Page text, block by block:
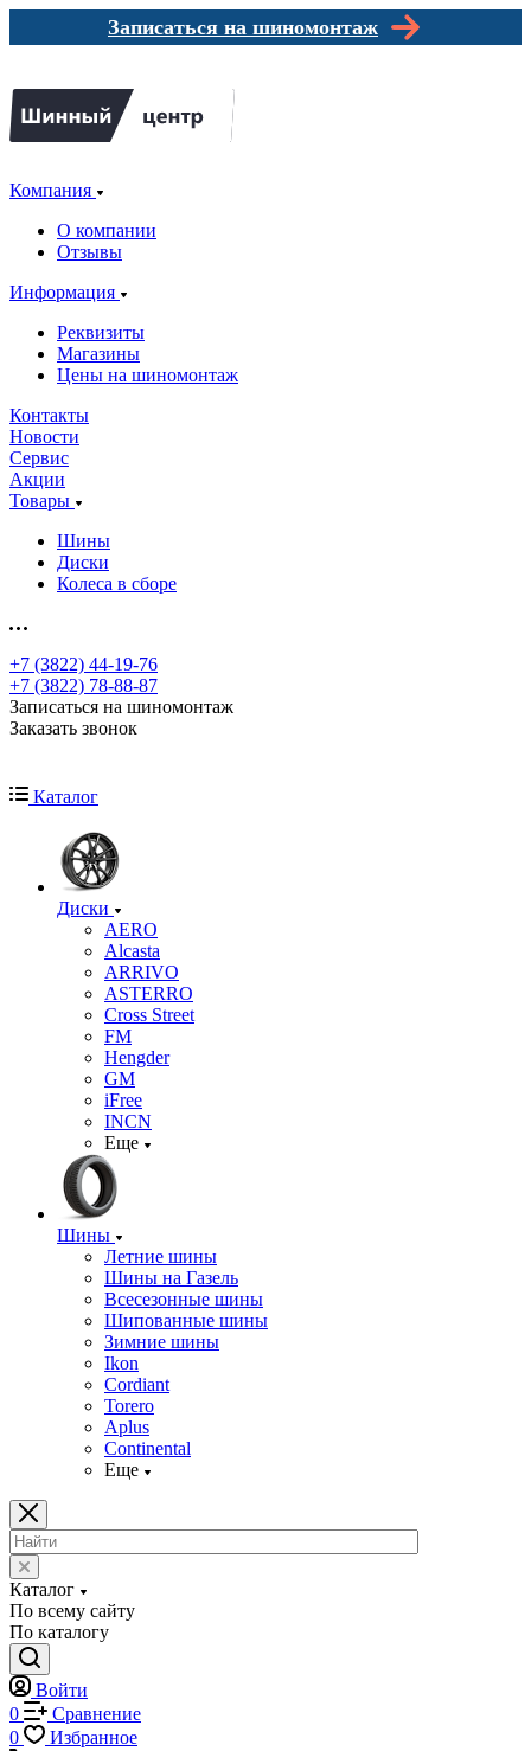
Записаться на шиномонтаж
Компания
О компании
Отзывы
Информация
Реквизиты
Магазины
Цены на шиномонтаж
Контакты
Новости
Сервис
Акции
Товары
Шины
Диски
Колеса в сборе
+7 (3822) 44-19-76
+7 (3822) 78-88-87
Записаться на шиномонтаж
Заказать звонок
Каталог
Диски
AERO
Alcasta
ARRIVO
ASTERRO
Cross Street
FM
Hengder
GM
iFree
INCN
Еще
Шины
Летние шины
Шины на Газель
Всесезонные шины
Шипованные шины
Зимние шины
Ikon
Cordiant
Torero
Aplus
Continental
Еще
Каталог
По всему сайту
По каталогу
Войти
0
Сравнение
0
Избранное